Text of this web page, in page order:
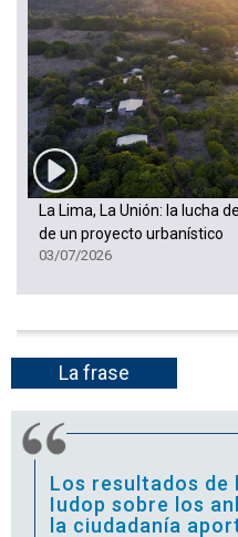
La Lima, La Unión: la lucha
de un proyecto urbanístico
03/07/2026
La frase
Los resultados de
Iudop sobre los
la ciudadanía